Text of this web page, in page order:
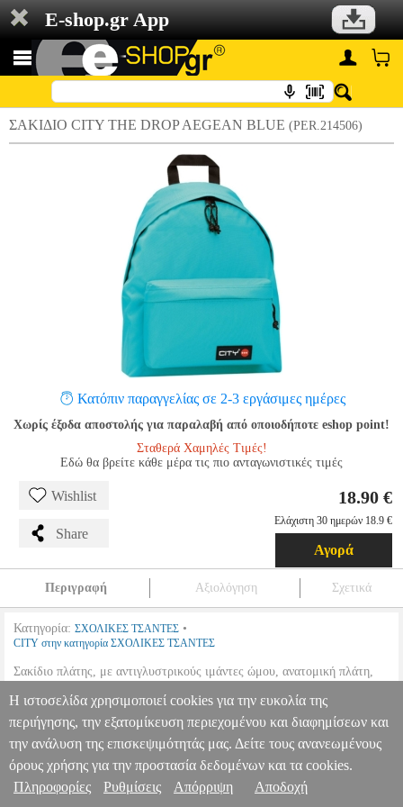
E-shop.gr App
ΣΑΚΙΔΙΟ CITY THE DROP AEGEAN BLUE (PER.214506)
Κατόπιν παραγγελίας σε 2-3 εργάσιμες ημέρες
Χωρίς έξοδα αποστολής για παραλαβή από οποιοδήποτε eshop point!
Σταθερά Χαμηλές Τιμές!
Εδώ θα βρείτε κάθε μέρα τις πιο ανταγωνιστικές τιμές
Wishlist
Share
18.90 €
Ελάχιστη 30 ημερών 18.9 €
Αγορά
Περιγραφή Αξιολόγηση Σχετικά
Κατηγορία: ΣΧΟΛΙΚΕΣ ΤΣΑΝΤΕΣ •
CITY στην κατηγορία ΣΧΟΛΙΚΕΣ ΤΣΑΝΤΕΣ
Σακίδιο πλάτης, με αντιγλυστρικούς ιμάντες ώμου, ανατομική πλάτη,
ΣΑΚΙΔΙΟ CITY THE DROP AEGEAN BLUE
PER.214506
PER.214506
CITY CITY ΣΧΟΛΙΚΕΣ ΤΣΑΝΤΕΣ Κατηγορία:
ΣΧΟΛΙΚΕΣ ΤΣΑΝΤΕΣ •CITY στην κατηγορία
ΣΧΟΛΙΚΕΣ ΤΣΑΝΤΕΣ Σακίδιο πλάτης, με αντιγλυστρικούς ιμάντες
ώμου, ανατομική πλάτη, μεγάλη μπροστινή τσέπη με φερμουάρ και
εσωτερικη αδιαβροχοποίηση. ΣΑΚΙΔΙΟ CITY THE DROP
Πληροφορίες & Υπηρεσίες >
Η ιστοσελίδα χρησιμοποιεί cookies για την ευκολία της
περιήγησης, την εξατομίκευση περιεχομένου και διαφημίσεων και
την ανάλυση της επισκεψιμότητάς μας. Δείτε τους ανανεωμένους
όρους χρήσης για την προστασία δεδομένων και τα cookies.
Πληροφορίες
Ρυθμίσεις Απόρριψη Αποδοχή